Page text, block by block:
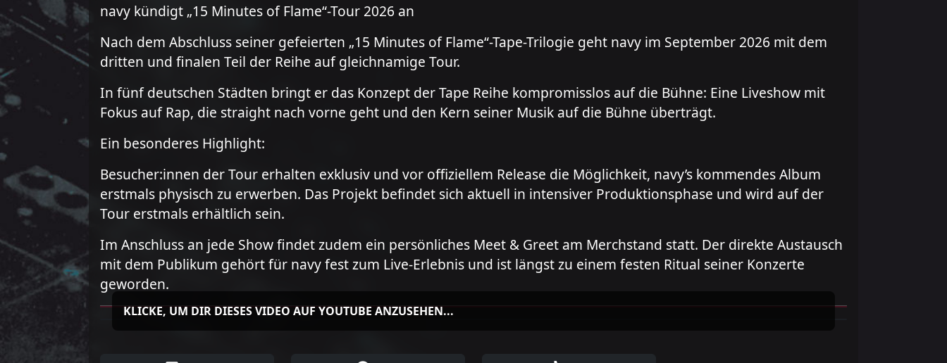
navy kündigt „15 Minutes of Flame“-Tour 2026 an
Nach dem Abschluss seiner gefeierten „15 Minutes of Flame“-Tape-Trilogie geht navy im September 2026 mit dem
dritten und finalen Teil der Reihe auf gleichnamige Tour.
In fünf deutschen Städten bringt er das Konzept der Tape Reihe kompromisslos auf die Bühne: Eine Liveshow mit
Fokus auf Rap, die straight nach vorne geht und den Kern seiner Musik auf die Bühne überträgt.
Ein besonderes Highlight:
Besucher:innen der Tour erhalten exklusiv und vor offiziellem Release die Möglichkeit, navy’s kommendes Album
erstmals physisch zu erwerben. Das Projekt befindet sich aktuell in intensiver Produktionsphase und wird auf der
Tour erstmals erhältlich sein.
Im Anschluss an jede Show findet zudem ein persönliches Meet & Greet am Merchstand statt. Der direkte Austausch
mit dem Publikum gehört für navy fest zum Live-Erlebnis und ist längst zu einem festen Ritual seiner Konzerte
geworden.
KLICKE, UM DIR DIESES VIDEO AUF YOUTUBE ANZUSEHEN...